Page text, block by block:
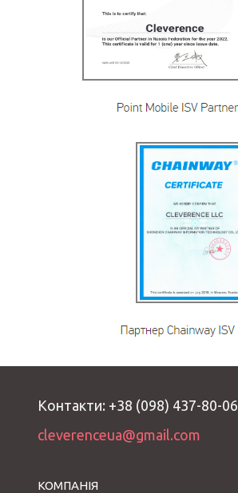
Контакти: +38 (098) 437-80-06
cleverenceua@gmail.com
КОМПАНІЯ